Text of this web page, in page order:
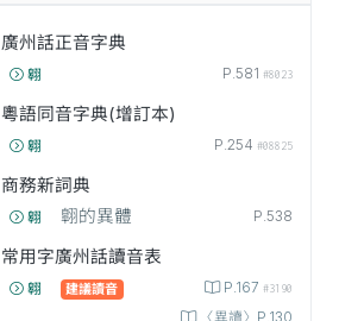
廣州話正音字典
翱 P.581 #8023
粵語同音字典(增訂本)
翱 P.254 #08825
商務新詞典
翱 翺的異體 P.538
常用字廣州話讀音表
翱 建議讀音 P.167 #3190